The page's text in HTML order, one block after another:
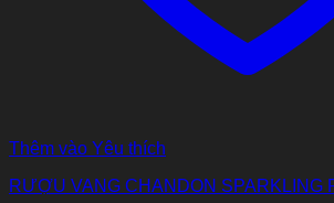
Thêm vào Yêu thích
RƯỢU VANG CHANDON SPARKLING